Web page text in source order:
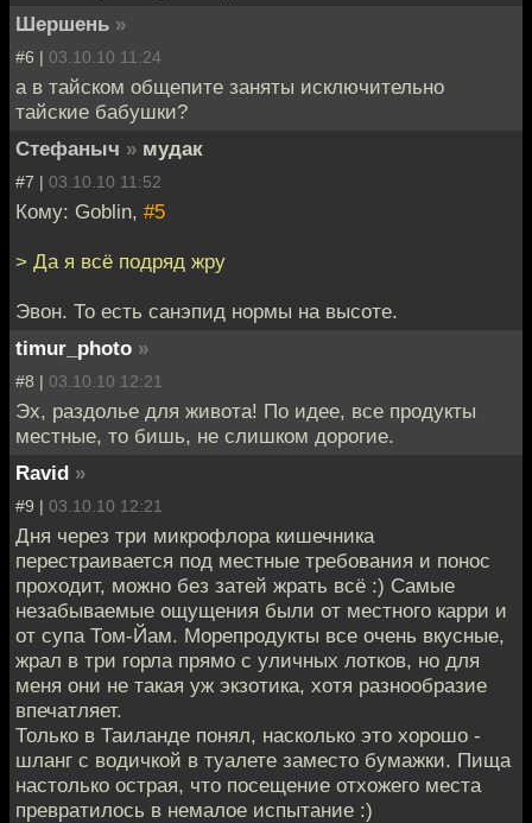
Шершень »
#6 | 03.10.10 11:24
а в тайском общепите заняты исключительно
тайские бабушки?
Стефаныч » мудак
#7 | 03.10.10 11:52
Кому: Goblin, #5
> Да я всё подряд жру
Эвон. То есть санэпид нормы на высоте.
timur_photo »
#8 | 03.10.10 12:21
Эх, раздолье для живота! По идее, все продукты
местные, то бишь, не слишком дорогие.
Ravid »
#9 | 03.10.10 12:21
Дня через три микрофлора кишечника
перестраивается под местные требования и понос
проходит, можно без затей жрать всё :) Самые
незабываемые ощущения были от местного карри и
от супа Том-Йам. Морепродукты все очень вкусные,
жрал в три горла прямо с уличных лотков, но для
меня они не такая уж экзотика, хотя разнообразие
впечатляет.
Только в Таиланде понял, насколько это хорошо -
шланг с водичкой в туалете заместо бумажки. Пища
настолько острая, что посещение отхожего места
превратилось в немалое испытание :)